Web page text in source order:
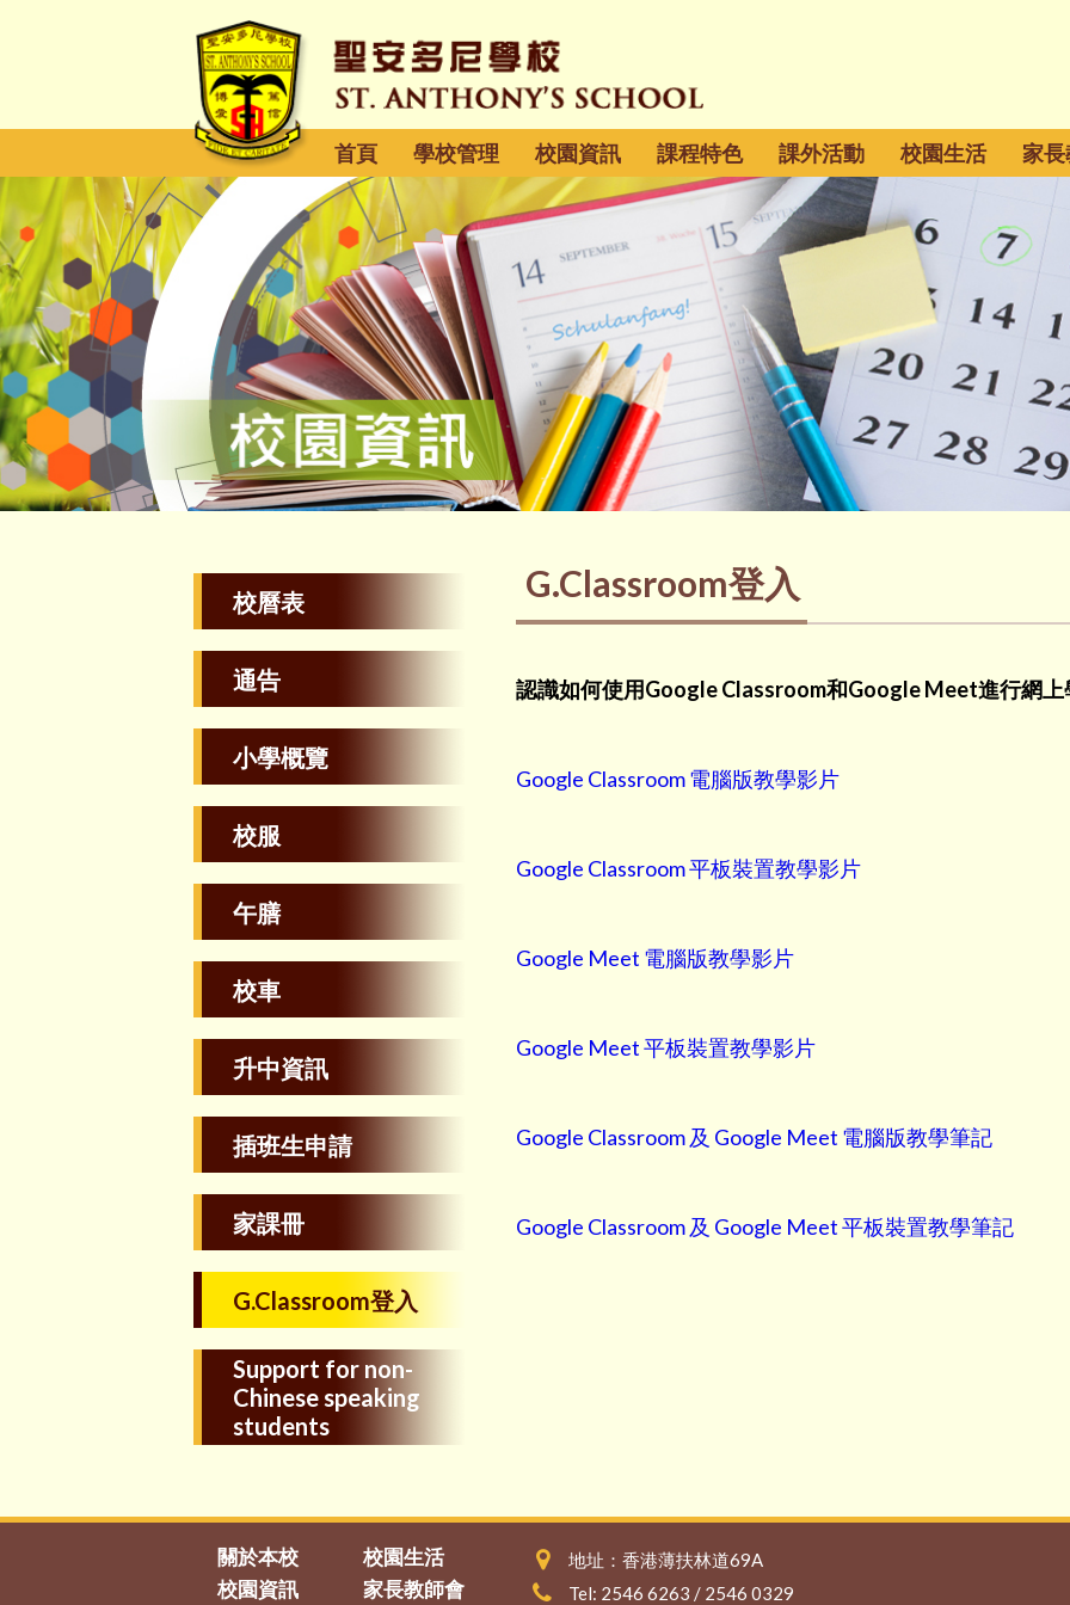
首頁 學校管理 校園資訊 課程特色 課外活動 校園生活 家
校曆表
通告
小學概覽
校服
午膳
校車
升中資訊
插班生申請
家課冊
G.Classroom登入
Support for non-
Chinese speaking
students
G.Classroom登入
認識如何使用Google Classroom和Google Meet進行網上
Google Classroom 電腦版教學影片
Google Classroom 平板裝置教學影片
Google Meet 電腦版教學影片
Google Meet 平板裝置教學影片
Google Classroom 及 Google Meet 電腦版教學筆記
Google Classroom 及 Google Meet 平板裝置教學筆記
關於本校
校園資訊
校園生活
家長教師會
地址：香港薄扶林道69A
Tel: 2546 6263 / 2546 0329